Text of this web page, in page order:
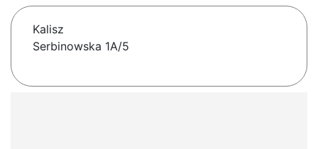
Kalisz
Serbinowska 1A/5